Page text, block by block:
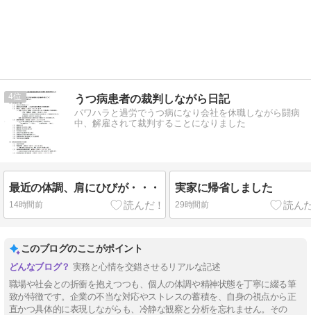
4 うつ病患者の裁判しながら日記
パワハラと過労でうつ病になり会社を休職しながら闘病
中、解雇されて裁判することになりました
最近の体調、肩にひびが・・・
14時間前
実家に帰省しました
29時間前
このブログのここがポイント
実務と心情を交錯させるリアルな記述
職場や社会との折衝を抱えつつも、個人の体調や精神状態を丁寧に綴る筆
致が特徴です。企業の不当な対応やストレスの蓄積を、自身の視点から正
直かつ具体的に表現しながらも、冷静な観察と分析を忘れません。その